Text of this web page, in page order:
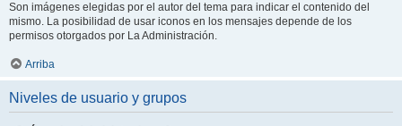
Son imágenes elegidas por el autor del tema para indicar el contenido del
mismo. La posibilidad de usar iconos en los mensajes depende de los
permisos otorgados por La Administración.
Arriba
Niveles de usuario y grupos